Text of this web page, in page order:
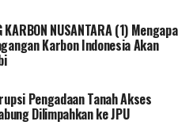
target peserta yang
ojek online.
perorangan,
koperasi, BUMDes,
menjadi mitra Program
KARBON NUSANTARA (1) Mengapa
Karbon Indonesia Akan
Pengadaan Tanah Akses
Dilimpahkan ke JPU